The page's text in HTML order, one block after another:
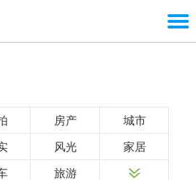
房产 城市
风光 家居
旅游